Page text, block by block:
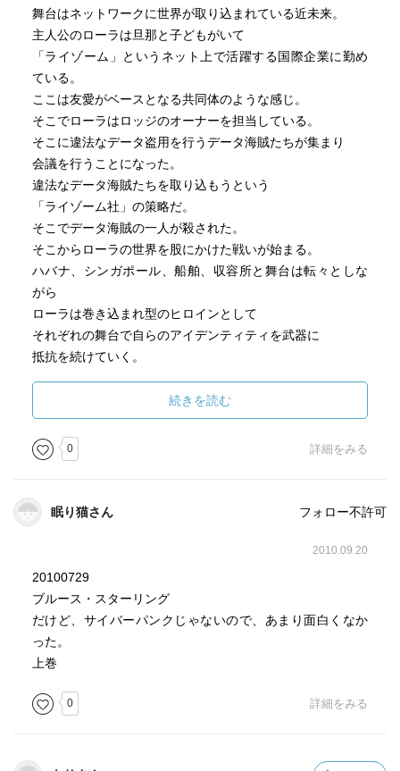
舞台はネットワークに世界が取り込まれている近未来。
主人公のローラは旦那と子どもがいて
「ライゾーム」というネット上で活躍する国際企業に勤め
ている。
ここは友愛がベースとなる共同体のような感じ。
そこでローラはロッジのオーナーを担当している。
そこに違法なデータ盗用を行うデータ海賊たちが集まり
会議を行うことになった。
違法なデータ海賊たちを取り込もうという
「ライゾーム社」の策略だ。
そこでデータ海賊の一人が殺された。
そこからローラの世界を股にかけた戦いが始まる。
ハバナ、シンガポール、船舶、収容所と舞台は転々としな
がら
ローラは巻き込まれ型のヒロインとして
それぞれの舞台で自らのアイデンティティを武器に
抵抗を続けていく。
途中からは一気に戦争ものの様相を帯びてくる。
ネットワーク、国際的な利権、戦争
こうしたテーマに近未来的なシチュエーションのなかで
ローラの運命がどうなるのか
そこに興味をもって読み続けた。
本文から。
あらゆるテクノは危険なものだ。
可動部分がなくてもさ。
ひとつの世界というのは、
続きを読む
0 詳細をみる
眠り猫さん フォロー不許可
2010.09.20
20100729
ブルース・スターリング
だけど、サイバーパンクじゃないので、あまり面白くなか
った。
上巻
0 詳細をみる